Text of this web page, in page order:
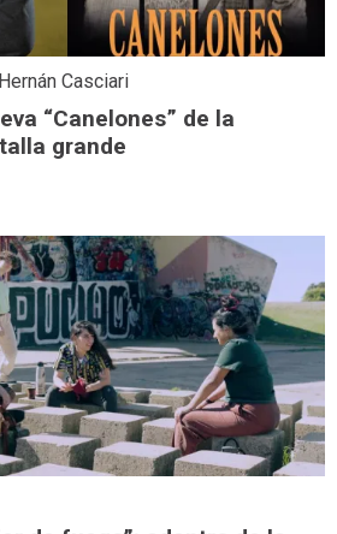
Casciari
“Canelones” de la
grande